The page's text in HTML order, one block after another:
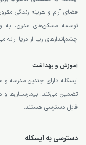
فضای آرام و هزینه زندگی
توسعه مسکن‌های مدرن، به
چشم‌اندازهای زیبا از دریا ارائه
آموزش و بهداشت
ایسکله دارای چندین مدرسه و
تضمین می‌کند. بیمارستان‌ها و
قابل دسترسی هستند.
دسترسی به ایسکله